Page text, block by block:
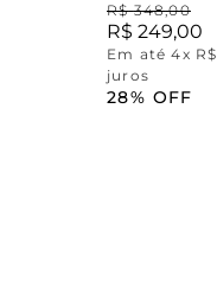
R$ 348,00
R$ 249,00
Em até4x R$
juros
28% OFF